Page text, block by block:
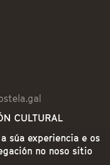
CULTURAL
súa experiencia e os
no noso sitio